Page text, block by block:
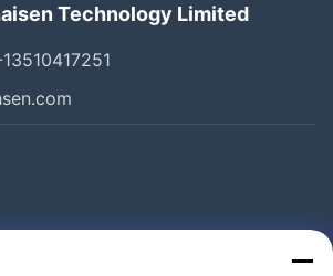
Technology Limited